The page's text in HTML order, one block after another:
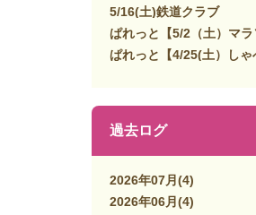
5/16(土)鉄道クラブ
ぱれっと【5/2（土）マラ
ぱれっと【4/25(土）しゃ
過去ログ
2026年07月 (4)
2026年06月 (4)